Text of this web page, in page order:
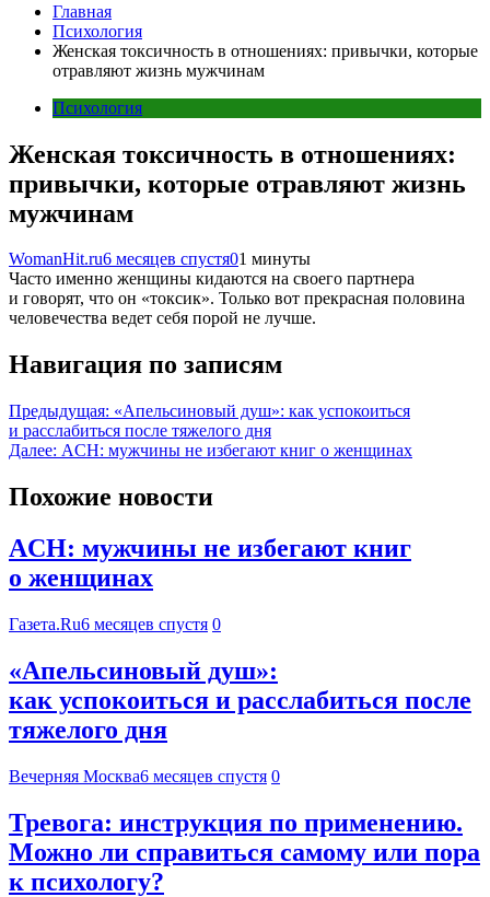
Главная
Психология
Женская токсичность в отношениях: привычки, которые
отравляют жизнь мужчинам
Психология
Женская токсичность в отношениях:
привычки, которые отравляют жизнь
мужчинам
WomanHit.ru6 месяцев спустя01 минуты
Часто именно женщины кидаются на своего партнера
и говорят, что он «токсик». Только вот прекрасная половина
человечества ведет себя порой не лучше.
Навигация по записям
Предыдущая: «Апельсиновый душ»: как успокоиться
и расслабиться после тяжелого дня
Далее: ACH: мужчины не избегают книг о женщинах
Похожие новости
ACH: мужчины не избегают книг
о женщинах
Газета.Ru6 месяцев спустя 0
«Апельсиновый душ»:
как успокоиться и расслабиться после
тяжелого дня
Вечерняя Москва6 месяцев спустя 0
Тревога: инструкция по применению.
Можно ли справиться самому или пора
к психологу?